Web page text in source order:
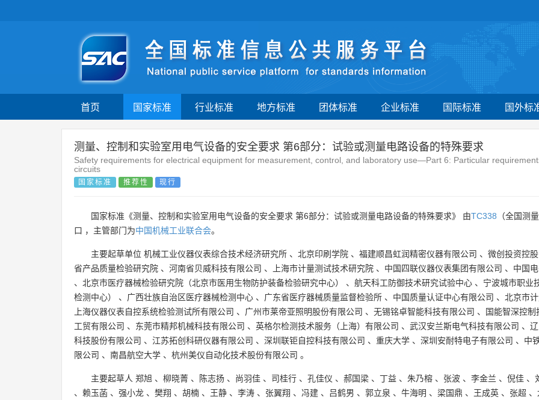
首页 国家标准 行业标准 地方标准 团体标准 企业标准 国际标准 国外标
测量、控制和实验室用电气设备的安全要求 第6部分：试验或测量电路设备的特殊要求
Safety requirements for electrical equipment for measurement, control, and laboratory use—Part 6: Particular
circuits
国家标准 推荐性 现行
国家标准《测量、控制和实验室用电气设备的安全要求 第6部分：试验或测量电路设备的特殊要求》 由TC338 （全国测
口 ，主管部门为中国机械工业联合会。
主要起草单位 机械工业仪器仪表综合技术经济研究所 、 北京印刷学院 、 福建顺昌虹润精密仪器有限公司 、 微创投资控
省产品质量检验研究院 、 河南省贝威科技有限公司 、 上海市计量测试技术研究院 、 中国四联仪器仪表集团有限公司 、 中国
、 北京市医疗器械检验研究院（北京市医用生物防护装备检验研究中心） 、 航天科工防御技术研究试验中心 、 宁波城市职业
检测中心）
、 广西壮族自治区医疗器械检测中心 、 广东省医疗器械质量监督检验所 、 中国质量认证中心有限公司 、 北京市
上海仪器仪表自控系统检验测试所有限公司 、 广州市莱帝亚照明股份有限公司 、 无锡铭卓智能科技有限公司 、
国能智深控
工贸有限公司 、 东莞市精邦机械科技有限公司 、 英格尔检测技术服务（上海）有限公司 、 武汉安兰斯电气科技有限公司 、
科技股份有限公司 、 江苏拓创科研仪器有限公司 、 深圳联钜自控科技有限公司 、 重庆大学 、 深圳安耐特电子有限公司 、 中
限公司 、 南昌航空大学 、 杭州美仪自动化技术股份有限公司 。
主要起草人 郑旭 、 柳晓菁 、 陈志扬 、 尚羽佳 、 司桂行 、 孔佳仪 、 郝国梁 、 丁益 、 朱乃榕 、 张波 、 李金兰 、 倪佳 、
、 赖玉菡 、 强小龙 、 樊翔 、 胡楠 、 王静 、 李涛 、 张翼翔 、 冯建 、 吕鹤男 、 郭立泉 、 牛海明 、 梁国鼎 、 王成英 、 张超 、